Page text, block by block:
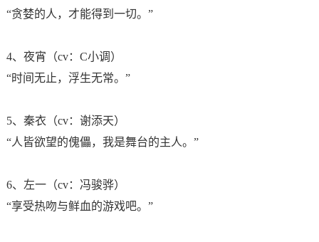
“贪婪的人，才能得到一切。”
4、夜宵（cv：C小调）
“时间无止，浮生无常。”
5、秦衣（cv：谢添天）
“人皆欲望的傀儡，我是舞台的主人。”
6、左一（cv：冯骏骅）
“享受热吻与鲜血的游戏吧。”